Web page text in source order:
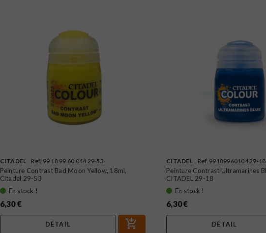
CITADEL Ref. 99 18 99 60 044 29-53
Peinture Contrast Bad Moon Yellow, 18ml,
Citadel 29-53
En stock !
6,30 €
DÉTAIL
CITADEL Ref. 99189960104 29-18
Peinture Contrast Ultramarines
CITADEL 29-18
En stock !
6,30 €
DÉTAIL